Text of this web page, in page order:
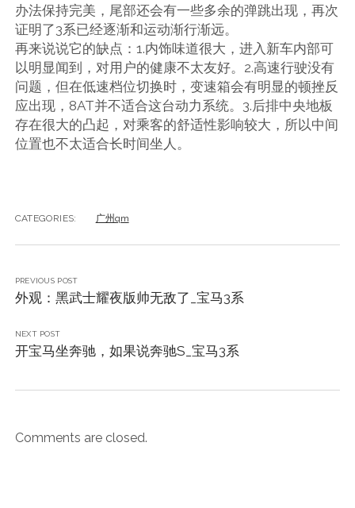
办法保持完美，尾部还会有一些多余的弹跳出现，再次
证明了3系已经逐渐和运动渐行渐远。
再来说说它的缺点：1.内饰味道很大，进入新车内部可
以明显闻到，对用户的健康不太友好。2.高速行驶没有
问题，但在低速档位切换时，变速箱会有明显的顿挫反
应出现，8AT并不适合这台动力系统。3.后排中央地板
存在很大的凸起，对乘客的舒适性影响较大，所以中间
位置也不太适合长时间坐人。
CATEGORIES: 广州qm
PREVIOUS POST
外观：黑武士耀夜版帅无敌了_宝马3系
NEXT POST
开宝马坐奔驰，如果说奔驰S_宝马3系
Comments are closed.